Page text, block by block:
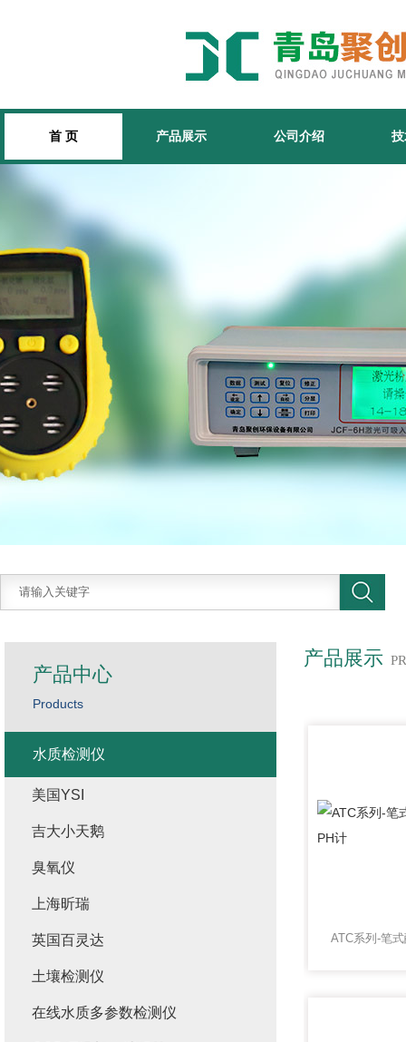
首 页 产品展示 公司介绍
产品展示
产品中心
Products
水质检测仪
美国YSI
吉大小天鹅
臭氧仪
上海昕瑞
英国百灵达
土壤检测仪
在线水质多参数检测仪